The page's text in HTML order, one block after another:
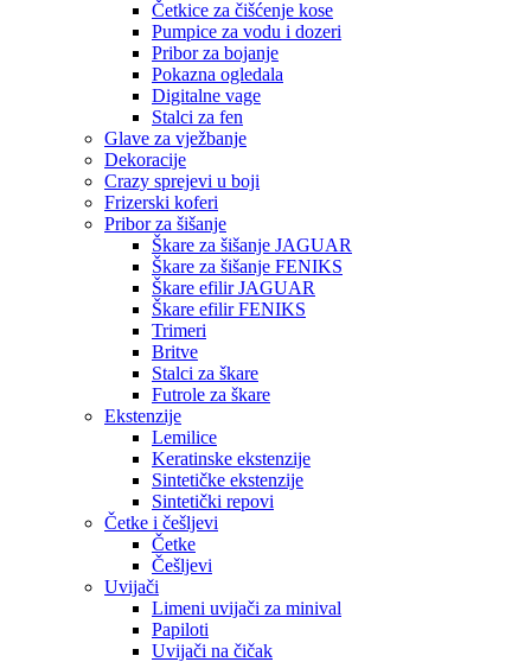
Četkice za čišćenje kose
Pumpice za vodu i dozeri
Pribor za bojanje
Pokazna ogledala
Digitalne vage
Stalci za fen
Glave za vježbanje
Dekoracije
Crazy sprejevi u boji
Frizerski koferi
Pribor za šišanje
Škare za šišanje JAGUAR
Škare za šišanje FENIKS
Škare efilir JAGUAR
Škare efilir FENIKS
Trimeri
Britve
Stalci za škare
Futrole za škare
Ekstenzije
Lemilice
Keratinske ekstenzije
Sintetičke ekstenzije
Sintetički repovi
Četke i češljevi
Četke
Češljevi
Uvijači
Limeni uvijači za minival
Papiloti
Uvijači na čičak